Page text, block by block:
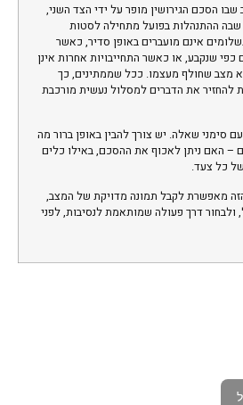
הסכם הגירושין מופר על ידי הצד השני,
ההתנהלות בפועל מתחילה לסטות
אינם מועברים באופן סדיר, כאשר
שנקבע, או כאשר התחייבויות אחרות אינן
מצב שחולף מעצמו. ככל שממתינים, כך
את הדברים למסלול נעשית מורכבת
סימני שאלה. יש צורך להבין באופן ברור מה
– האם ניתן לאכוף את ההסכם, באילו כלים
כל צעד.
מאפשרת לקבל תמונה מדויקת של המצב,
דרך פעולה שמותאמת לנסיבות, לפני